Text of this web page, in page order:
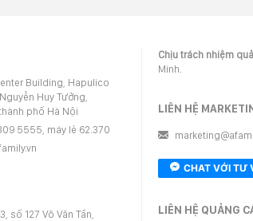
Building, Hapulico
Huy Tưởng,
phố Hà Nội
5555, máy lẻ 62.370
số 127 Võ Văn Tần,
Chịu trách nhiệm
Minh.
LIÊN HỆ
CHAT VỚI TƯ
LIÊN HỆ QUẢNG